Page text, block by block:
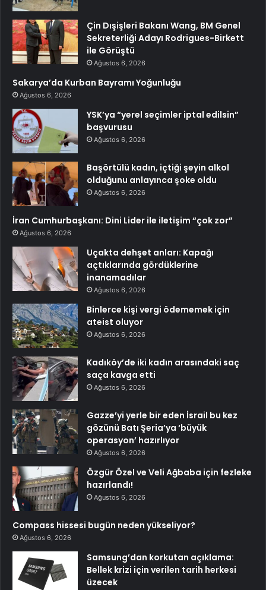
Çin Dışişleri Bakanı Wang, BM Genel
Sekreterliği Adayı Rodrigues-Birkett
ile Görüştü
Ağustos 6, 2026
Sakarya’da Kurban Bayramı Yoğunluğu
Ağustos 6, 2026
YSK’ya “yerel seçimler iptal edilsin”
başvurusu
Ağustos 6, 2026
Başörtülü kadın, içtiği şeyin alkol
olduğunu anlayınca şoke oldu
Ağustos 6, 2026
İran Cumhurbaşkanı: Dini Lider ile iletişim “çok zor”
Ağustos 6, 2026
Uçakta dehşet anları: Kapağı
açtıklarında gördüklerine
inanamadılar
Ağustos 6, 2026
Binlerce kişi vergi ödememek için
ateist oluyor
Ağustos 6, 2026
Kadıköy’de iki kadın arasındaki saç
saça kavga etti
Ağustos 6, 2026
Gazze’yi yerle bir eden İsrail bu kez
gözünü Batı Şeria’ya ‘büyük
operasyon’ hazırlıyor
Ağustos 6, 2026
Özgür Özel ve Veli Ağbaba için fezleke
hazırlandı!
Ağustos 6, 2026
Compass hissesi bugün neden yükseliyor?
Ağustos 6, 2026
Samsung’dan korkutan açıklama:
Bellek krizi için verilen tarih herkesi
üzecek